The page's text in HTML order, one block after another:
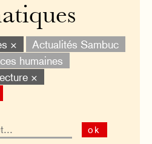
×
Actualités Sambuc
humaines
×
ok